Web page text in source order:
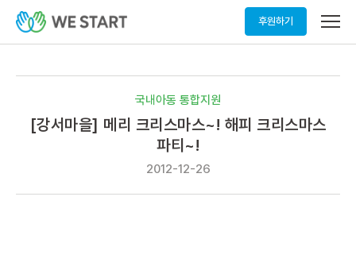
후원하기
메
열
국내아동 통합지원
[강서마을] 메리 크리스마스~! 해피 크리스마스
파티~!
2012-12-26